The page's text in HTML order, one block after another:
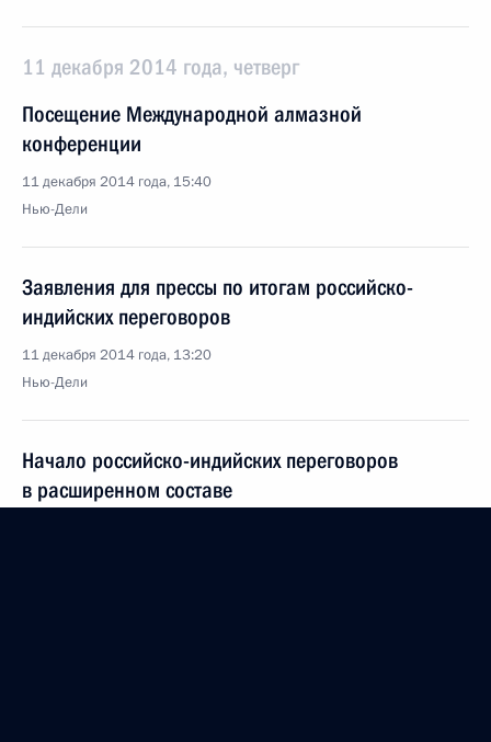
11 декабря 2014 года, четверг
Посещение Международной алмазной
конференции
11 декабря 2014 года, 15:40
Нью-Дели
Заявления для прессы по итогам российско-
индийских переговоров
11 декабря 2014 года, 13:20
Нью-Дели
Начало российско-индийских переговоров
в расширенном составе